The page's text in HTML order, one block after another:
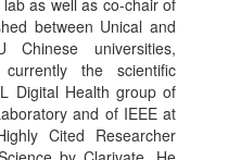
between Unical and
universities,
the scientific
Digital Health group of
and of IEEE at
Cited Researcher